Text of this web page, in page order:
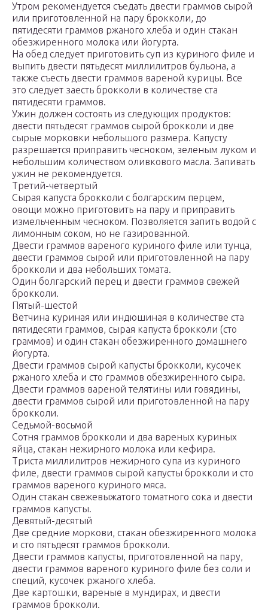
Утром рекомендуется съедать двести граммов сырой
или приготовленной на пару брокколи, до
пятидесяти граммов ржаного хлеба и один стакан
обезжиренного молока или йогурта.
На обед следует приготовить суп из куриного филе и
выпить двести пятьдесят миллилитров бульона, а
также съесть двести граммов вареной курицы. Все
это следует заесть брокколи в количестве ста
пятидесяти граммов.
Ужин должен состоять из следующих продуктов:
двести пятьдесят граммов сырой брокколи и две
сырые морковки небольшого размера. Капусту
разрешается приправить чесноком, зеленым луком и
небольшим количеством оливкового масла. Запивать
ужин не рекомендуется.
Третий-четвертый
Сырая капуста брокколи с болгарским перцем,
овощи можно приготовить на пару и приправить
измельченным чесноком. Позволяется запить водой с
лимонным соком, но не газированной.
Двести граммов вареного куриного филе или тунца,
двести граммов сырой или приготовленной на пару
брокколи и два небольших томата.
Один болгарский перец и двести граммов свежей
брокколи.
Пятый-шестой
Ветчина куриная или индюшиная в количестве ста
пятидесяти граммов, сырая капуста брокколи (сто
граммов) и один стакан обезжиренного домашнего
йогурта.
Двести граммов сырой капусты брокколи, кусочек
ржаного хлеба и сто граммов обезжиренного сыра.
Двести граммов вареной телятины или говядины,
двести граммов сырой или приготовленной на пару
брокколи.
Седьмой-восьмой
Сотня граммов брокколи и два вареных куриных
яйца, стакан нежирного молока или кефира.
Триста миллилитров нежирного супа из куриного
филе, двести граммов сырой капусты брокколи и сто
граммов вареного куриного мяса.
Один стакан свежевыжатого томатного сока и двести
граммов капусты.
Девятый-десятый
Две средние моркови, стакан обезжиренного молока
и сто пятьдесят граммов брокколи.
Двести граммов капусты, приготовленной на пару,
двести граммов вареного куриного филе без соли и
специй, кусочек ржаного хлеба.
Две картошки, вареные в мундирах, и двести
граммов брокколи.